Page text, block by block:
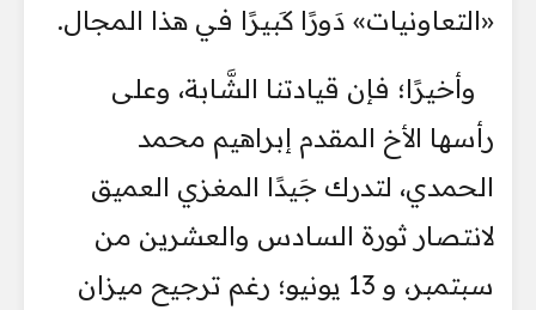
«التعاونيات» دَورًا كَبيرًا في هذا المجال.
وأخيرًا؛ فإن قيادتنا الشَّابة، وعلى
رأسها الأخ المقدم إبراهيم محمد
الحمدي، لتدرك جَيدًا المغزي العميق
لانتصار ثورة السادس والعشرين من
سبتمبر، و 13 يونيو؛ رغم ترجيح ميزان